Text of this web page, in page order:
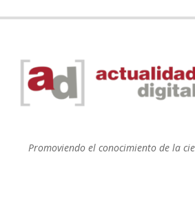
Promoviendo el conocimiento de la